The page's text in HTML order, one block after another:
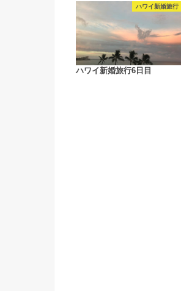
ハワイ新婚旅行
ハワイ新婚旅行6日目